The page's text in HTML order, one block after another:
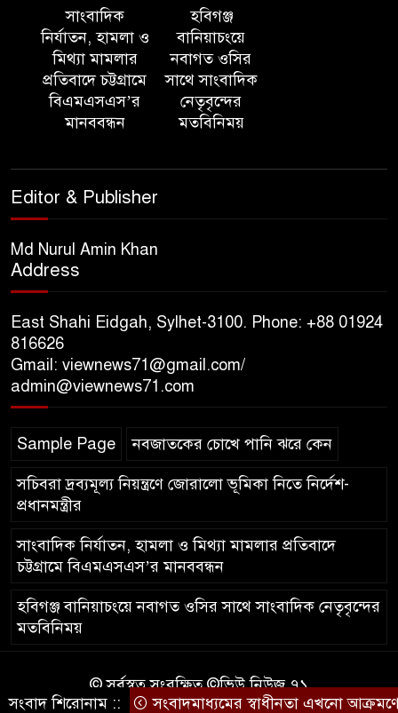
উপলক্ষ্যে আলোচনা সভা ও দু’আ
মাহফিল
পরিবেশ রক্ষায় ব্যক্তিগত উদ্যোগ
সমাজের জন্য অনুকরণীয় মডেল-
বিভাগীয় কমিশনার
সিলেট মেট্রোপলিটন পুলিশ
শহীদদের প্রতি গভীর শ্রদ্ধা নিবেদন করেন
মামলায় এক বছরের সাজা
‘সমন্বিত উদ্যোগেই গড়ে উঠবে
আধুনিক সিলেট’ – বাণিজ্যমন্ত্রী
ত্রিতরঙ্গের বাদল সাঁঝের বর্ণাঢ্য
আয়োজন ‘শ্রাবনের মেঘগুলো’
সাংবাদিক
নির্যাতন, হামলা ও
মিথ্যা মামলার
প্রতিবাদে চট্টগ্রামে
বিএমএসএস’র
মানববন্ধন
হবিগঞ্জ
বানিয়াচংয়ে
নবাগত ওসির
সাথে সাংবাদিক
নেতৃবৃন্দের
মতবিনিময়
Editor & Publisher
Md Nurul Amin Khan
Address
East Shahi Eidgah, Sylhet-3100. Phone: +88 01924
816626
Gmail: viewnews71@gmail.com/
admin@viewnews71.com
Sample Page নবজাতকের চোখে পানি ঝরে কেন
সচিবরা দ্রব্যমূল্য নিয়ন্ত্রণে জোরালো ভূমিকা নিতে নির্দেশ-
প্রধানমন্ত্রীর
সাংবাদিক নির্যাতন, হামলা ও মিথ্যা মামলার প্রতিবাদে
চট্টগ্রামে বিএমএসএস’র মানববন্ধন
হবিগঞ্জ বানিয়াচংয়ে নবাগত ওসির সাথে সাংবাদিক নেতৃবৃন্দের
মতবিনিময়
© সর্বস্বত্ব সংরক্ষিত ©ভিউ নিউজ ৭১
কারিগরি সহযোগিতায়ঃআইটিপল্লী
সংবাদ শিরোনাম :: সংবাদমাধ্যমের স্বাধীনতা এখনো